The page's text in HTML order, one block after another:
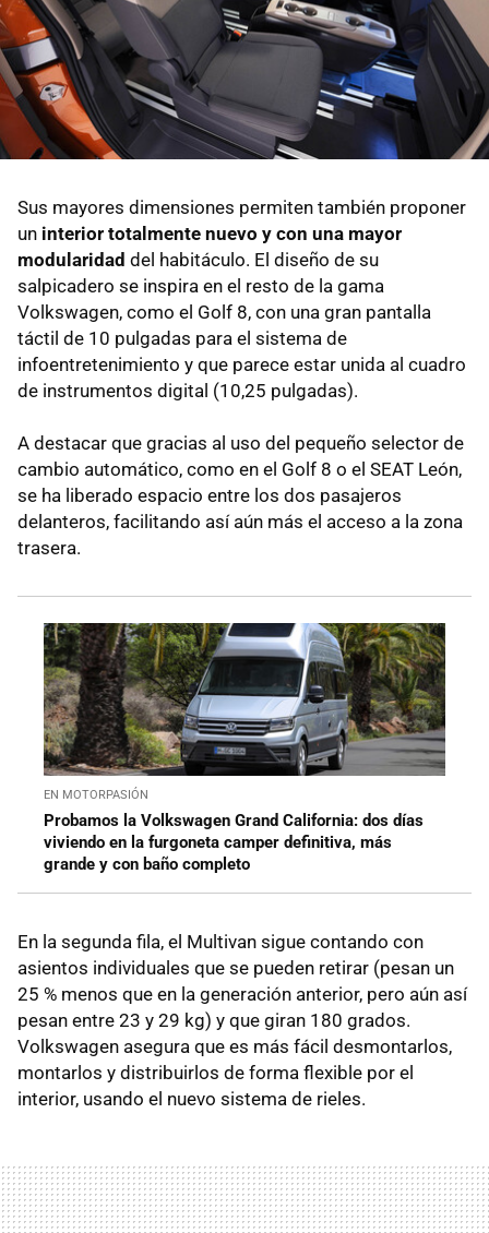
Sus mayores dimensiones permiten también proponer
un interior totalmente nuevo y con una mayor
modularidad del habitáculo. El diseño de su
salpicadero se inspira en el resto de la gama
Volkswagen, como el Golf 8, con una gran pantalla
táctil de 10 pulgadas para el sistema de
infoentretenimiento y que parece estar unida al cuadro
de instrumentos digital (10,25 pulgadas).
A destacar que gracias al uso del pequeño selector de
cambio automático, como en el Golf 8 o el SEAT León,
se ha liberado espacio entre los dos pasajeros
delanteros, facilitando así aún más el acceso a la zona
trasera.
EN MOTORPASIÓN
Probamos la Volkswagen Grand California: dos días
viviendo en la furgoneta camper definitiva, más
grande y con baño completo
En la segunda fila, el Multivan sigue contando con
asientos individuales que se pueden retirar (pesan un
25 % menos que en la generación anterior, pero aún así
pesan entre 23 y 29 kg) y que giran 180 grados.
Volkswagen asegura que es más fácil desmontarlos,
montarlos y distribuirlos de forma flexible por el
interior, usando el nuevo sistema de rieles.